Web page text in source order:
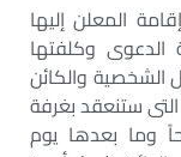
المعلن إليها
وكلفتها
والكائن
ستنعقد بغرفة
وما بعدها يوم